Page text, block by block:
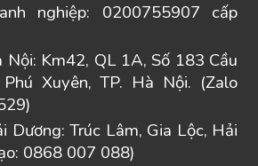
nghiệp: 0200755907 cấp
Nội: Km42, QL 1A, Số 183 Cầu
Xuyên, TP. Hà Nội. (Zalo
Dương: Trúc Lâm, Gia Lộc, Hải
0868 007 088)